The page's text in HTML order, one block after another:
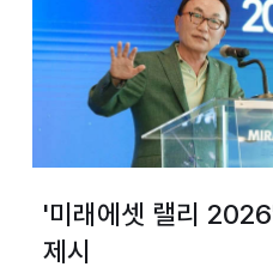
'미래에셋 랠리
제시